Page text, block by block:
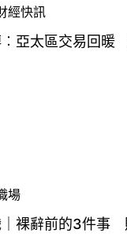
經快訊
亞太區交易回暖
場
裸辭前的3件事